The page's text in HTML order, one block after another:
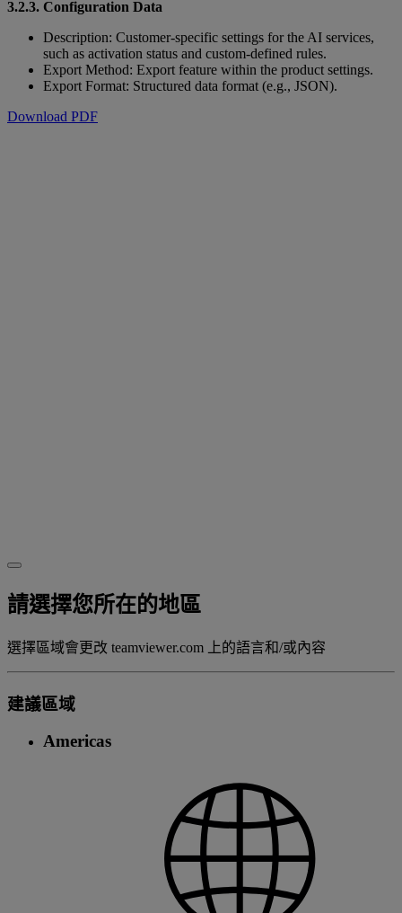
3.2.3. Configuration Data
Description: Customer-specific settings for the AI services,
such as activation status and custom-defined rules.
Export Method: Export feature within the product settings.
Export Format: Structured data format (e.g., JSON).
Download PDF
請選擇您所在的地區
選擇區域會更改 teamviewer.com 上的語言和/或內容
建議區域
Americas